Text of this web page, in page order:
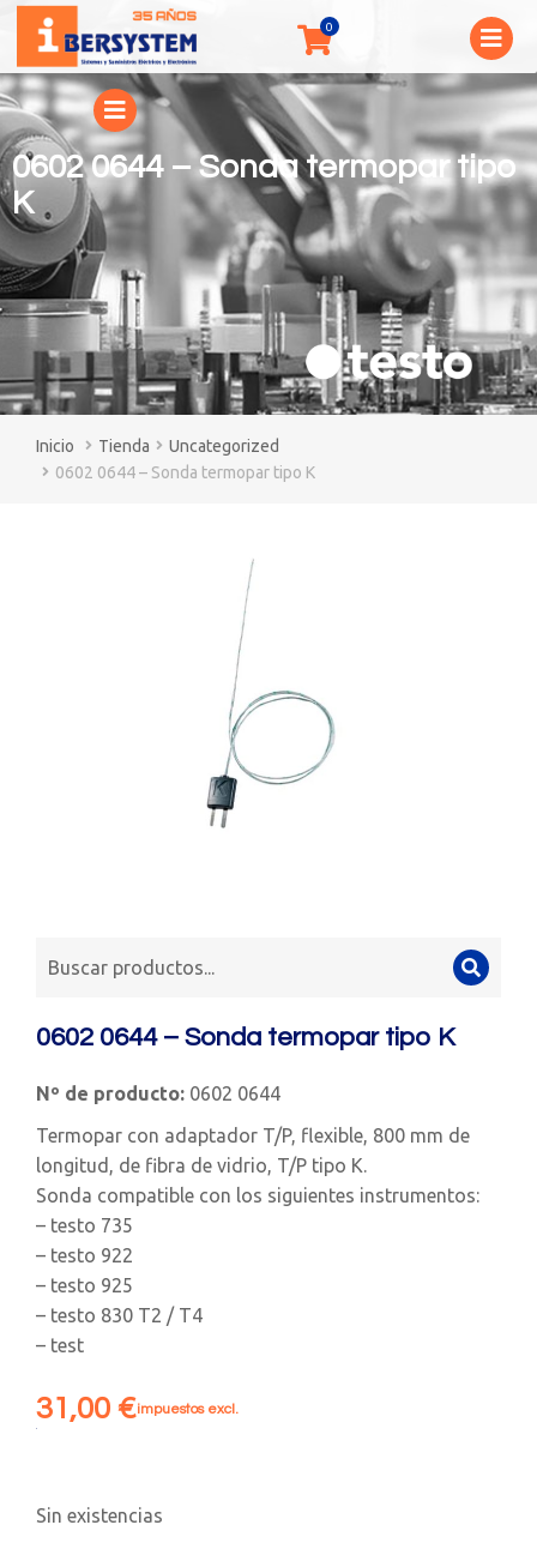
0602 0644 – Sonda termopar tipo
K
You are here:
Tienda
Uncategorized
0602 0644 – Sonda termopar tipo K
0602 0644 – Sonda termopar tipo K
Nº de producto: 0602 0644
Termopar con adaptador T/P, flexible, 800 mm de
longitud, de fibra de vidrio, T/P tipo K.
Sonda compatible con los siguientes instrumentos:
– testo 735
– testo 922
– testo 925
– testo 830 T2 / T4
– test
31,00 €impuestos excl.
Sin existencias